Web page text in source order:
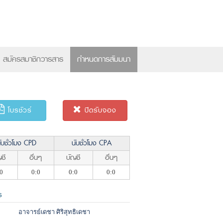
สมัครสมาชิกวารสาร กำหนดการสัมมนา
โบรชัวร์ ปิดรับจอง
ชั่วโมง CPD
นับชั่วโมง CPA
อื่นๆ บัญชี อื่นๆ
0:0 0:0 0:0
อาจารย์เดชา ศิริสุทธิเดชา